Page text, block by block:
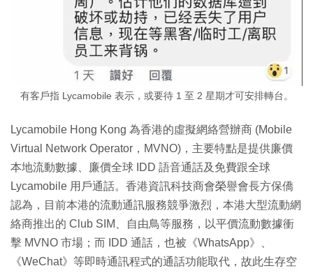
有客戶指 Lycamobile 表示，或要待 1 至 2 星期才可安排轉台。
Lycamobile Hong Kong 為香港的虛擬網絡營辦商 (Mobile
Virtual Network Operator，MVNO)，主要特點是提供廉價
本地流動數據、廉價全球 IDD 語音通話及免費跟全球
Lycamobile 用戶通話。香港資訊科技商會榮譽會長方保僑
認為，目前本港的流動通訊服務競爭激烈，本港大型流動網
絡商推出的 Club SIM、自由鳥等服務，以平價流動數據衝
擊 MVNO 市場；而 IDD 通話，也被《WhatsApp》、
《WeChat》等即時通訊程式的通話功能取代，故此生存空